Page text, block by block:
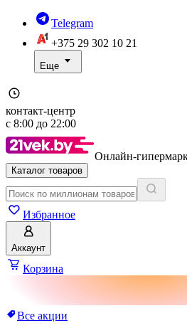
Telegram
+375 29 302 10 21
Еще
контакт-центр
с 8:00 до 22:00
Онлайн-
Каталог товаров
Избранное
Аккаунт
Корзина
Все акции